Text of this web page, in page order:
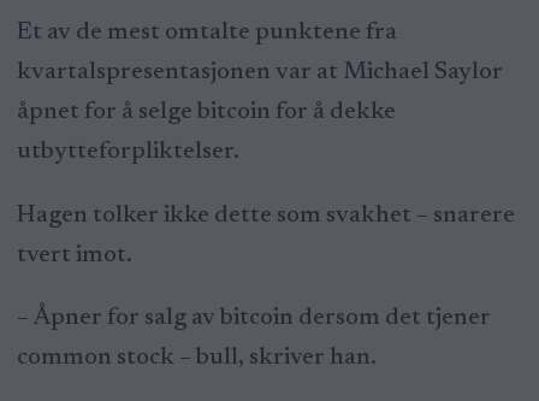
Et av de mest omtalte punktene fra
kvartalspresentasjonen var at Michael Saylor
åpnet for å selge bitcoin for å dekke
utbytteforpliktelser.
Hagen tolker ikke dette som svakhet – snarere
tvert imot.
– Åpner for salg av bitcoin dersom det tjener
common stock – bull, skriver han.